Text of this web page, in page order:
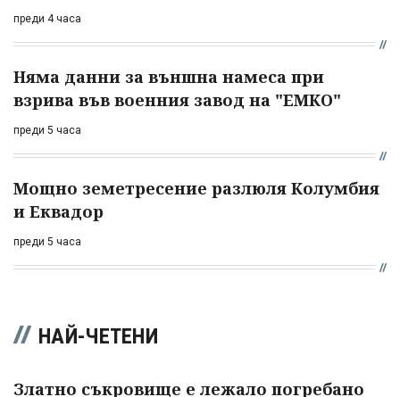
преди 4 часа
Няма данни за външна намеса при
взрива във военния завод на "ЕМКО"
преди 5 часа
Мощно земетресение разлюля Колумбия
и Еквадор
преди 5 часа
НАЙ-ЧЕТЕНИ
Златно съкровище е лежало погребано